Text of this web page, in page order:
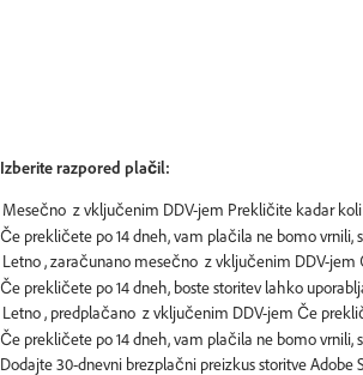
Izberite razpored plačil:
Če prekličete po 14 dneh, vam plačila ne bomo
Če prekličete po 14 dneh, boste storitev lahko
Če prekličete po 14 dneh, vam plačila ne bomo
Dodajte 30-dnevni brezplačni preizkus storitve Adobe